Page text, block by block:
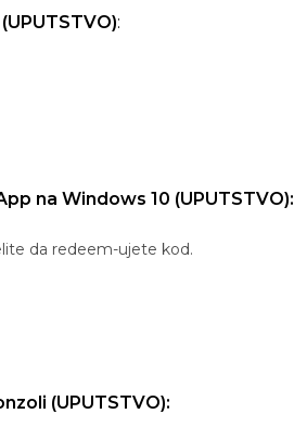
:
na Windows 10 (UPUTSTVO):
da redeem-ujete kod.
(UPUTSTVO):